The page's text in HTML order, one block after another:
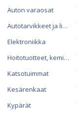
Auton varaosat
Autotarvikkeet ja lisävarusteet
Elektroniikka
Hoitotuotteet, kemikaalit ja öljyt
Katsotuimmat
Kesärenkaat
Kypärät